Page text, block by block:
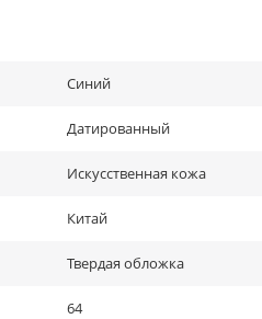
Синий
Датированный
Искусственная кожа
Китай
Твердая обложка
64